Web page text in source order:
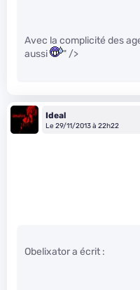
Avec la complicité des
aussi
" />
Ideal
Le 29/11/2013 à 22h22
Obelixator a écrit :